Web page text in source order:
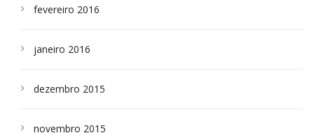
fevereiro 2016
janeiro 2016
dezembro 2015
novembro 2015